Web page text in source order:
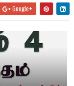
Google+